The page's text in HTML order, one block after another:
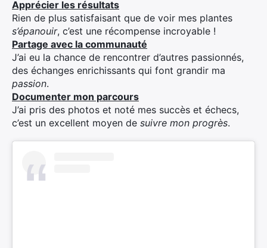
Apprécier les résultats
Rien de plus satisfaisant que de voir mes plantes
s’épanouir, c’est une récompense incroyable !
Partage avec la communauté
J’ai eu la chance de rencontrer d’autres passionnés,
des échanges enrichissants qui font grandir ma
passion.
Documenter mon parcours
J’ai pris des photos et noté mes succès et échecs,
c’est un excellent moyen de suivre mon progrès.